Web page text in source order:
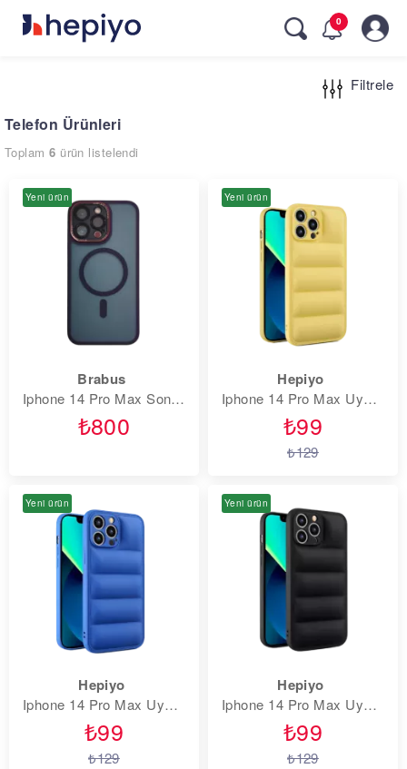
Skip
0
Filtrele
Telefon Ürünleri
Toplam6 ürün listelendi
Yeni ürün
Brabus
Iphone 14 Pro Max Sonic Magsafe Silikon Kılıf
₺800
Yeni ürün
Hepiyo
Iphone 14 Pro Max Uyumlu Lens Korumalı Renkli Kapitone Görünüm Puffer Silikon Kılıf - Sarı
₺99
₺129
Yeni ürün
Hepiyo
Iphone 14 Pro Max Uyumlu Lens Korumalı Renkli Kapitone Görünüm Puffer Silikon Kılıf - Mavi
₺99
₺129
Yeni ürün
Hepiyo
Iphone 14 Pro Max Uyumlu Lens Korumalı Renkli Kapitone Görünüm Puffer Silikon Kılıf - Siyah
₺99
₺129